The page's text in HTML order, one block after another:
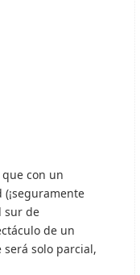
con un
sur de
de un
solo parcial,